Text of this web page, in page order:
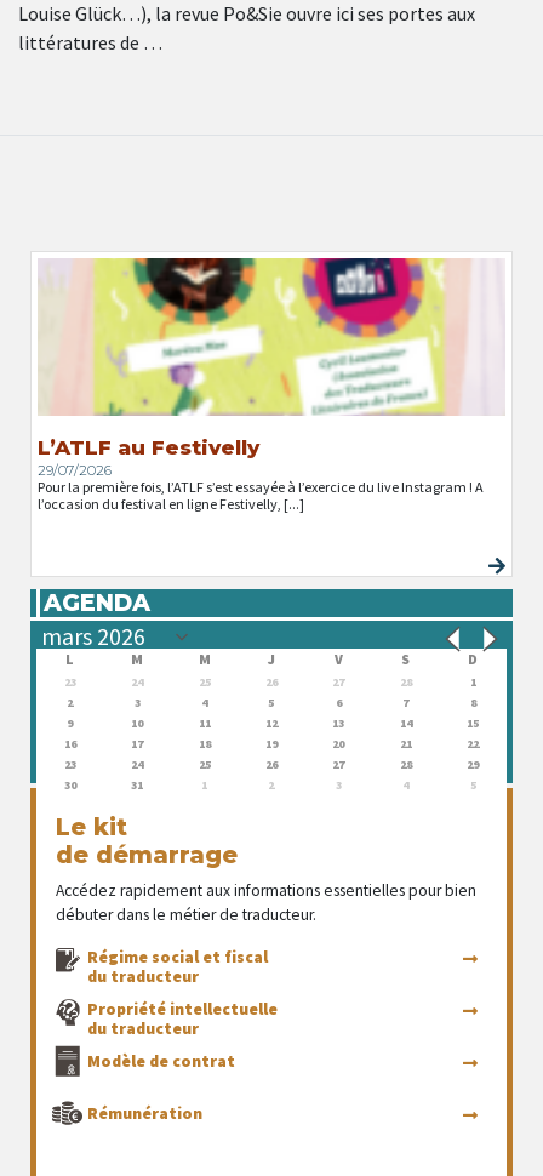
Louise Glück…), la revue Po&Sie ouvre ici ses portes aux
littératures de …
L’ATLF au Festivelly
29/07/2026
Pour la première fois, l’ATLF s’est essayée à l’exercice du live Instagram ! A
l’occasion du festival en ligne Festivelly, [...]
AGENDA
L M M J V S D
23 24 25 26 27 28
1
2
3 4 5 6 7
8
9
10 11 12 13 14
15
16
17 18 19 20 21
22
23
24 25 26 27 28
29
30
31 1 2 3 4 5
Le kit
de démarrage
Accédez rapidement aux informations essentielles pour bien
débuter dans le métier de traducteur.
Régime social et fiscal
du traducteur
Propriété intellectuelle
du traducteur
Modèle de contrat
Rémunération